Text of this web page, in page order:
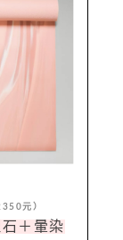
元）
＋暈染